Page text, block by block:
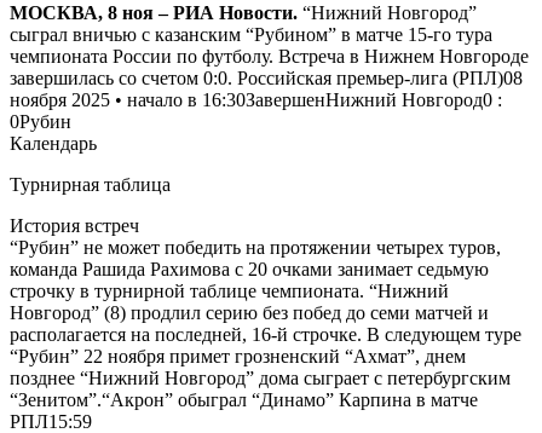
МОСКВА, 8 ноя – РИА Новости. “Нижний Новгород”
сыграл вничью с казанским “Рубином” в матче 15-го тура
чемпионата России по футболу. Встреча в Нижнем Новгороде
завершилась со счетом 0:0. Российская премьер-лига (РПЛ)08
ноября 2025 • начало в 16:30ЗавершенНижний Новгород0 :
0Рубин
Календарь
Турнирная таблица
История встреч
“Рубин” не может победить на протяжении четырех туров,
команда Рашида Рахимова с 20 очками занимает седьмую
строчку в турнирной таблице чемпионата. “Нижний
Новгород” (8) продлил серию без побед до семи матчей и
располагается на последней, 16-й строчке. В следующем туре
“Рубин” 22 ноября примет грозненский “Ахмат”, днем
позднее “Нижний Новгород” дома сыграет с петербургским
“Зенитом”.“Акрон” обыграл “Динамо” Карпина в матче
РПЛ15:59